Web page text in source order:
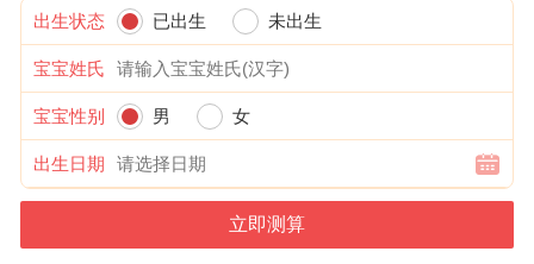
出生状态 已出生 未出生
宝宝姓氏
宝宝性别 男 女
出生日期